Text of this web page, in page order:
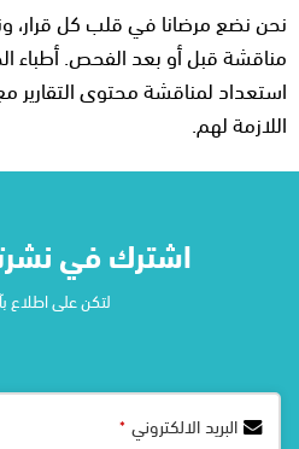
نحن نضع مرضانا في قلب كل قرار،
مناقشة قبل أو بعد الفحص. أطباء
استعداد لمناقشة محتوى التقارير
اللازمة لهم.
اشترك في
لتكن على اطلاع
البريد الالكتروني *